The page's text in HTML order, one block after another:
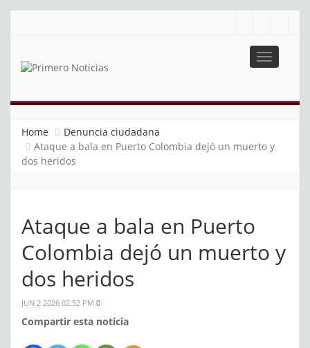
Toggle
Home
Denuncia ciudadana
Ataque a bala en Puerto Colombia dejó un muerto y
dos heridos
Ataque a bala en Puerto
Colombia dejó un muerto y
dos heridos
JUN 2 2026 02:52 PM 0
Compartir esta noticia